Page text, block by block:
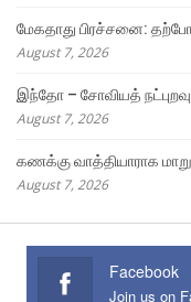
மேகதாது பிரச்சனை:
August 7, 2026
இந்தோ – சோவியத்
August 7, 2026
கணக்கு வாத்தியாராக
August 7, 2026
Facebook